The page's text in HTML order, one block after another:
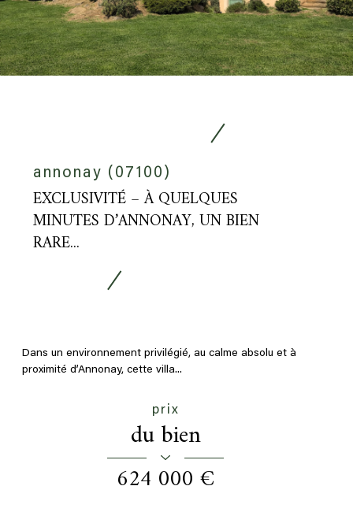
annonay (07100)
EXCLUSIVITÉ – À QUELQUES
MINUTES D’ANNONAY, UN BIEN
RARE...
Dans un environnement privilégié, au calme absolu et à
proximité d’Annonay, cette villa...
prix
du bien
624 000 €